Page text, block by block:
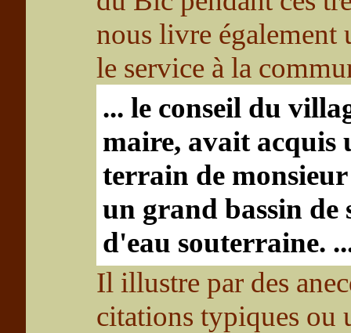
nous livre également
le service à la
... le conseil du
maire, avait acquis
terrain de
un grand bassin de
d'eau souterraine.
Il illustre par des
citations typiques ou